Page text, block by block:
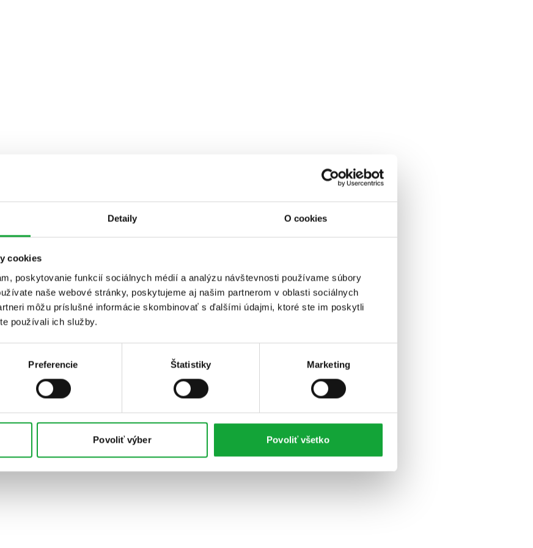
Detaily O cookies
cookies
poskytovanie funkcií sociálnych médií a analýzu návštevnosti používame súbory
naše webové stránky, poskytujeme aj našim partnerom v oblasti sociálnych
môžu príslušné informácie skombinovať s ďalšími údajmi, ktoré ste im poskytli
používali ich služby.
Preferencie Štatistiky Marketing
Povoliť výber Povoliť všetko